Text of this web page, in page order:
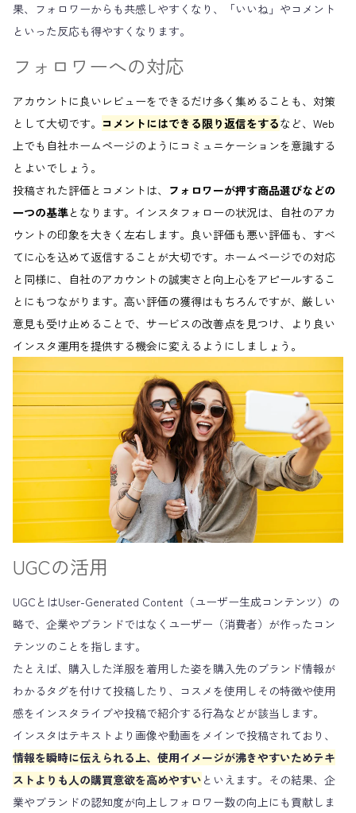
果、フォロワーからも共感しやすくなり、「いいね」やコメント
といった反応も得やすくなります。
フォロワーへの対応
アカウントに良いレビューをできるだけ多く集めることも、対策
として大切です。 コメントにはできる限り返信をするなど、Web
上でも自社ホームページのようにコミュニケーションを意識する
とよいでしょう。
投稿された評価とコメントは、 フォロワーが押す商品選びなどの
一つの基準となります。インスタフォローの状況は、自社のアカ
ウントの印象を大きく左右します。良い評価も悪い評価も、すべ
てに心を込めて返信することが大切です。ホームページでの対応
と同様に、自社のアカウントの誠実さと向上心をアピールするこ
とにもつながります。高い評価の獲得はもちろんですが、厳しい
意見も受け止めることで、サービスの改善点を見つけ、より良い
インスタ運用を提供する機会に変えるようにしましょう。
UGCの活用
UGCとはUser-Generated Content（ユーザー生成コンテンツ）の
略で、企業やブランドではなくユーザー（消費者）が作ったコン
テンツのことを指します。
たとえば、購入した洋服を着用した姿を購入先のブランド情報が
わかるタグを付けて投稿したり、コスメを使用しその特徴や使用
感をインスタライブや投稿で紹介する行為などが該当します。
インスタはテキストより画像や動画をメインで投稿されており、
情報を瞬時に伝えられる上、使用イメージが沸きやすいためテキ
ストよりも人の購買意欲を高めやすい といえます。その結果、企
業やブランドの認知度が向上しフォロワー数の向上にも貢献しま